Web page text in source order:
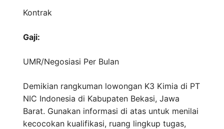
Kontrak
Gaji:
UMR/Negosiasi Per Bulan
Demikian rangkuman lowongan K3 Kimia di PT
NIC Indonesia di Kabupaten Bekasi, Jawa
Barat. Gunakan informasi di atas untuk menilai
kecocokan kualifikasi, ruang lingkup tugas,